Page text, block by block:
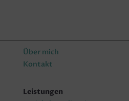
Über mich
Kontakt
Leistungen